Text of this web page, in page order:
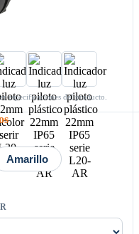
especificaciones del producto.
Amarillo